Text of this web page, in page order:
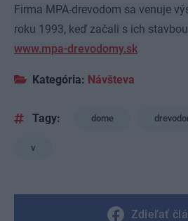
Firma MPA-drevodom sa venuje
roku 1993, keď začali s ich
www.mpa-drevodomy.sk
Kategória: Návšteva
Tagy: dome
v
Zdieľať